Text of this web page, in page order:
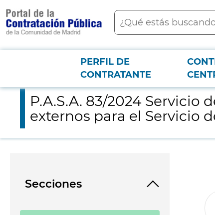
contenido
principal
Buscar
Menú PCON
PERFIL DE
CONTRATANTE
P.A.S.A. 83/2024 Servicio de realización Resonancias
P.A.S.A. 83/2024
externos para el Servicio
Secciones